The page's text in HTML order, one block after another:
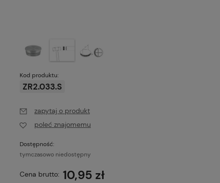
Kod produktu:
ZR2.033.S
zapytaj o produkt
poleć znajomemu
Dostępność:
tymczasowo niedostępny
Cena brutto: 10,95 zł